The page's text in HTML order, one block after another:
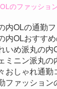
のファッショ
内OLの通勤
内OLおすす
いめ派丸の
ミニン派丸
おしゃれ通勤
ファッション